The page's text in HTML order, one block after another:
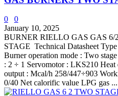
0
0
January 10, 2025
BURNER RIELLO GAS GAS 6/
STAGE Technical Datasheet
Burner operation mode : Two
: 2 ÷ 1 Servomotor : LKS210
output : Mcal/h 258/447÷903
0/40 Net calorific value LPG gas ...